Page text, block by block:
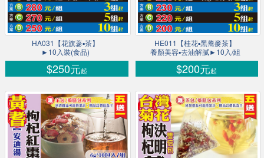
HA031【花旗蔘▪茶】
►10入裝(食品)
$250元起
HE011【桂花▪黑蕎麥茶】
養顏美容▪去油解膩►10入/組
$200元起